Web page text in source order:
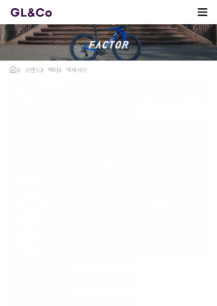
브랜드 팩터 액세서리